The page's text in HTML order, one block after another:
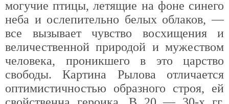
могучие птицы, летящие на фоне синего
неба и ослепительно белых облаков, —
все вызывает чувство восхищения и
величественной природой и мужеством
человека, проникшего в это царство
свободы. Картина Рылова отличается
оптимистичностью образного строя, ей